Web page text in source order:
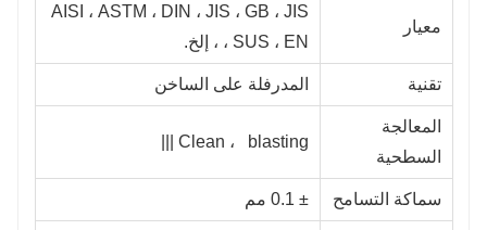
معيار
AISI ، ASTM ، DIN ، JIS ، GB ، JIS
، SUS ، EN ، إلخ.
تقنية المدرفلة على الساخن
المعالجة
السطحية
Clean ، blasting |||
سماكة التسامح ± 0.1 مم